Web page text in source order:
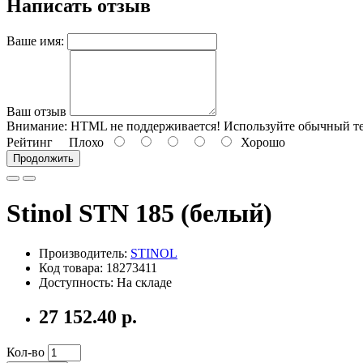
Написать отзыв
Ваше имя:
Ваш отзыв
Внимание: HTML не поддерживается! Используйте обычный
Рейтинг Плохо Хорошо
Продолжить
Stinol STN 185 (белый)
Производитель: STINOL
Код товара: 18273411
Доступность: На складе
27 152.40 р.
Кол-во